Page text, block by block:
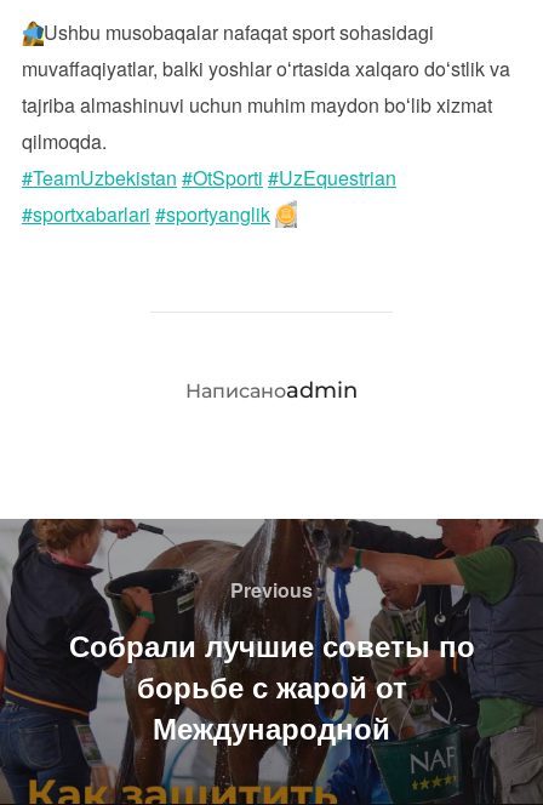
Ushbu musobaqalar nafaqat sport sohasidagi
muvaffaqiyatlar, balki yoshlar oʻrtasida xalqaro doʻstlik va
tajriba almashinuvi uchun muhim maydon boʻlib xizmat
qilmoqda.
#TeamUzbekistan #OtSporti #UzEquestrian
#sportxabarlari #sportyanglik
АВТОР ЗАПИСИ
Написаноadmin
Навигация
по
записям
Previous
Previous
Собрали лучшие советы по
борьбе с жарой от
Международной